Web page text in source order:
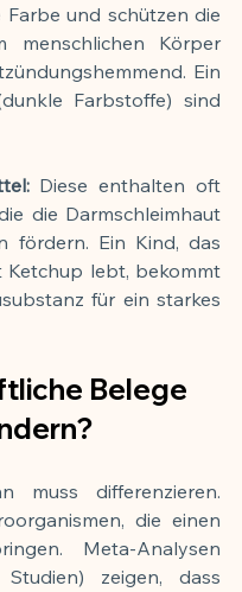
und schützen die
menschlichen Körper
Ein
Farbstoffe) sind
Diese enthalten oft
die Darmschleimhaut
fördern. Ein Kind, das
Ketchup lebt, bekommt
für ein starkes
Belege
differenzieren.
die einen
Meta-Analysen
Studien) zeigen, dass